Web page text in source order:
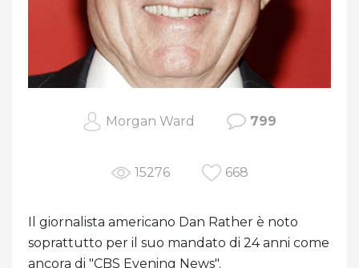
Morgan Ward 799
15276 668
Il giornalista americano Dan Rather è noto
soprattutto per il suo mandato di 24 anni come
ancora di "CBS Evening News".